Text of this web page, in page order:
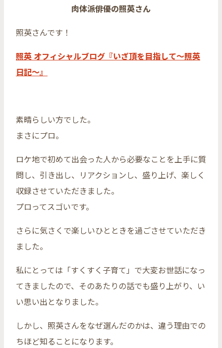
肉体派俳優の照英さん
照英さんです！
照英 オフィシャルブログ『いざ頂を目指して～照英
日記～』
素晴らしい方でした。
まさにプロ。
ロケ地で初めて出会った人から必要なことを上手に質
問し、引き出し、リアクションし、盛り上げ、楽しく
収録させていただきました。
プロってスゴいです。
さらに気さくで楽しいひとときを過ごさせていただき
ました。
私にとっては「すくすく子育て」で大変お世話になっ
てきましたので、そのあたりの話でも盛り上がり、い
い思い出となりました。
しかし、照英さんをなぜ選んだのかは、違う理由での
ちほど知ることになります。